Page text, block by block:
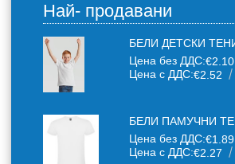
Най- продавани
Цена без ДДС:€2.10
Цена с ДДС:€2.52
Цена без ДДС:€1.89
Цена с ДДС:€2.27